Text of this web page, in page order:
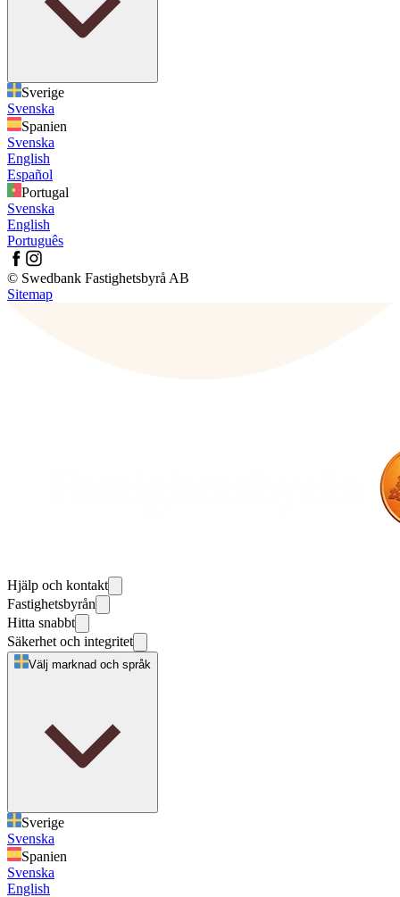
Sverige
Svenska
Spanien
Svenska
English
Español
Portugal
Svenska
English
Português
© Swedbank Fastighetsbyrå AB
Sitemap
Hjälp och kontakt
Fastighetsbyrån
Hitta snabbt
Säkerhet och integritet
Välj marknad och språk
Sverige
Svenska
Spanien
Svenska
English